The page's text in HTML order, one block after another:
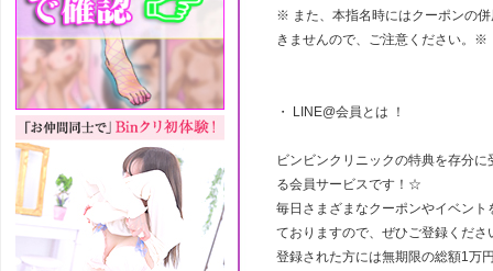
※ また、本指名時にはクーポンの
きませんので、ご注意ください。※
・ LINE@会員とは ！
ビンビンクリニックの特典を存分に
る会員サービスです！☆
毎日さまざまなクーポンやイベント
ておりますので、ぜひご登録くださ
登録された方には無期限の総額1万